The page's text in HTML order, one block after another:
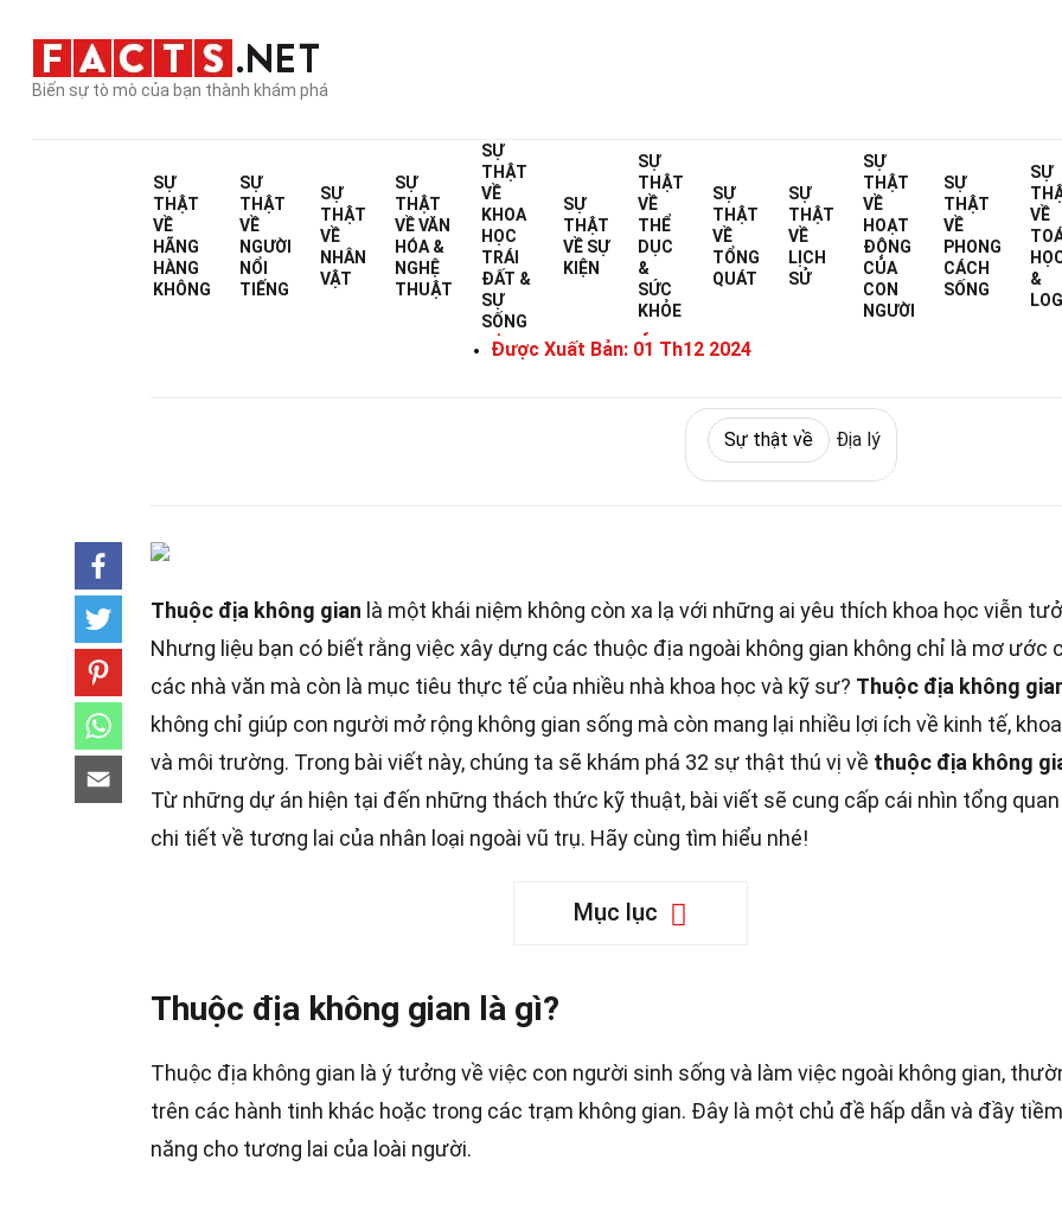
Biến sự tò mò của bạn thành khám phá
SỰ
THẬT
VỀ
HÃNG
HÀNG
KHÔNG
SỰ
THẬT
VỀ
NGƯỜI
NỔI
TIẾNG
SỰ
THẬT
VỀ
NHÂN
VẬT
SỰ
THẬT
VỀVĂN
HÓA &
NGHỆ
THUẬT
SỰ
THẬT
VỀ
KHOA
HỌC
TRÁI
ĐẤT &
SỰ
SỐNG
SỰ
THẬT
VỀ SỰ
KIỆN
SỰ
THẬT
VỀ
THỂ
DỤC
&
SỨC
KHỎE
SỰ
THẬT
VỀ
TỔNG
QUÁT
SỰ
THẬT
VỀ
LỊCH
SỬ
SỰ
THẬT
VỀ
HOẠT
ĐỘNG
CỦA
CON
NGƯỜI
SỰ
THẬT
VỀ
PHONG
CÁCH
SỐNG
SỰ
VỀ
&
Home Sự thật về
32 Sự Thật Về Thuộc Địa Không
Được Viết Bởi:
Được Xuất Bản: 01 Th12 2024
Đã được chuyên gia xác minh Hướng
Sự thật về Địa lý
Thuộc địa không gian là một khái niệm không còn xa lạ với những ai yêu thích khoa học viễn
Nhưng liệu bạn có biết rằng việc xây dựng các thuộc địa ngoài không gian không chỉ là mơ ước
các nhà văn mà còn là mục tiêu thực tế của nhiều nhà khoa học và kỹ sư? Thuộc địa không
không chỉ giúp con người mở rộng không gian sống mà còn mang lại nhiều lợi ích về kinh tế,
và môi trường. Trong bài viết này, chúng ta sẽ khám phá 32 sự thật thú vị về thuộc địa không
Từ những dự án hiện tại đến những thách thức kỹ thuật, bài viết sẽ cung cấp cái nhìn tổng
chi tiết về tương lai của nhân loại ngoài vũ trụ. Hãy cùng tìm hiểu nhé!
Mục lục
Thuộc địa không gian là gì?
Thuộc địa không gian là ý tưởng về việc con người sinh sống và làm việc ngoài không gian,
trên các hành tinh khác hoặc trong các trạm không gian. Đây là một chủ đề hấp dẫn và đầy tiềm
năng cho tương lai của loài người.